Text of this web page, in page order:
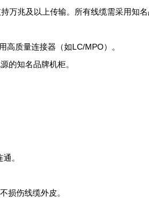
万兆及以上传输。所有线缆需采用知
高质量连接器（如LC/MPO）。
的知名品牌机柜。
。
损伤线缆外皮。